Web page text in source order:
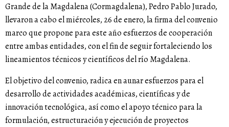
Grande de la Magdalena (Cormagdalena), Pedro Pablo Jurado,
llevaron a cabo el miércoles, 26 de enero, la firma del convenio
marco que propone para este año esfuerzos de cooperación
entre ambas entidades, con el fin de seguir fortaleciendo los
lineamientos técnicos y científicos del río Magdalena.
El objetivo del convenio, radica en aunar esfuerzos para el
desarrollo de actividades académicas, científicas y de
innovación tecnológica, así como el apoyo técnico para la
formulación, estructuración y ejecución de proyectos